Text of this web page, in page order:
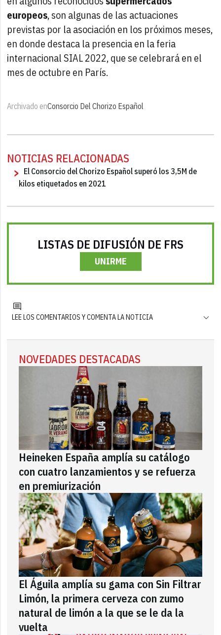
europeos, son algunas de las actuaciones
previstas por la asociación en los próximos meses,
en donde destaca la presencia en la feria
internacional SIAL 2022, que se celebrará en el
mes de octubre en París.
Archivado enConsorcio Del Chorizo Español
NOTICIAS RELACIONADAS
El Consorcio del Chorizo Español superó los 3,5M de
kilos etiquetados en 2021
LISTAS DE DIFUSIÓN DE FRS
UNIRME
LEE LOS COMENTARIOS Y COMENTA LA NOTICIA
NOVEDADES DESTACADAS
Heineken España amplía su catálogo
con cuatro lanzamientos y se refuerza
en premiurización
El Águila amplía su gama con Sin Filtrar
Limón, la primera cerveza con zumo
natural de limón a la que se le da la
vuelta